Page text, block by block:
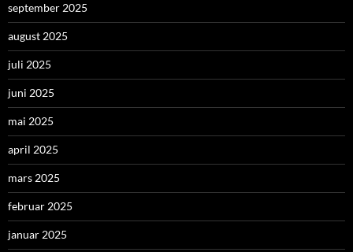
september 2025
august 2025
juli 2025
juni 2025
mai 2025
april 2025
mars 2025
februar 2025
januar 2025